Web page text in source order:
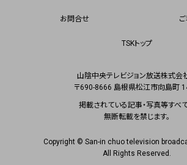
お問合せ
TSKトップ
山陰中央テレビジョン放送株式会
〒690-8666 島根県松江市向島町
掲載されている記事・写真等すべ
無断転載を禁じます。
Copyright © San-in chuo television
All Rights Reserved.